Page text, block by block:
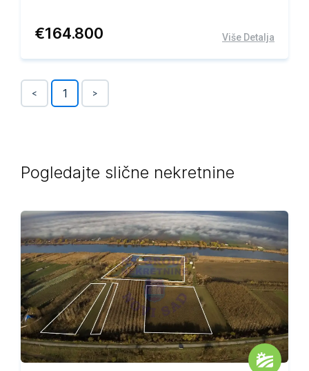
€164.800 Više Detalja
< 1 >
Pogledajte slične nekretnine
Ekskluzivna ponuda